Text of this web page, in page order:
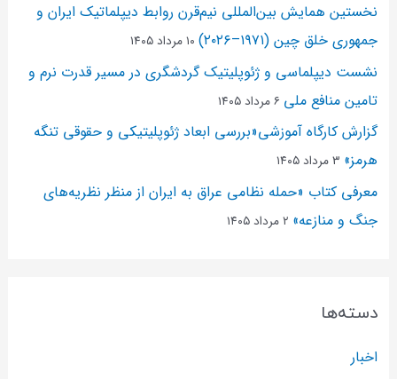
نخستین همایش بین‌المللی نیم‌قرن روابط دیپلماتیک ایران و
جمهوری خلق چین (۱۹۷۱–۲۰۲۶)
۱۰ مرداد ۱۴۰۵
نشست دیپلماسی و ژئو‌پلیتیک گردشگری در مسیر قدرت نرم و
تامین منافع ملی ۶ مرداد ۱۴۰۵
گزارش کارگاه آموزشی«بررسی ابعاد ژئوپلیتیکی و حقوقی تنگه
هرمز» ۳ مرداد ۱۴۰۵
معرفی کتاب «حمله نظامی عراق به ایران از منظر نظریه‌های
جنگ و منازعه» ۲ مرداد ۱۴۰۵
دسته‌ها
اخبار